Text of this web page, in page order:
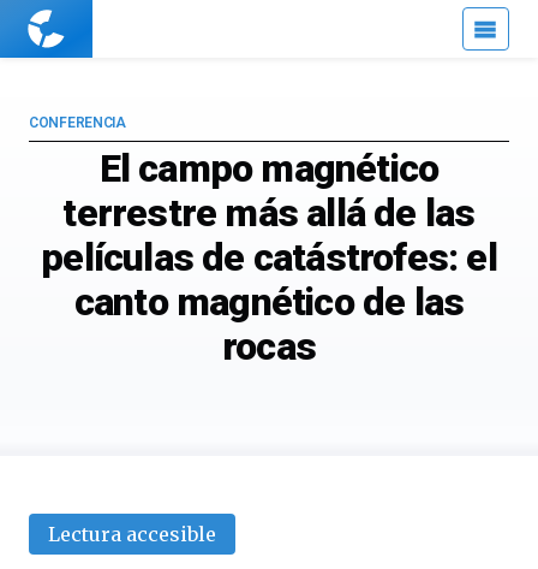
Cuaderno
El campo magnético
terrestre más allá de las
películas de catástrofes: el
canto magnético de las
rocas
CONFERENCIA
Lectura accesible